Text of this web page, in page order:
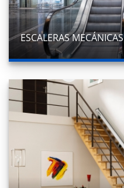
ESCALERAS MECÁNICAS